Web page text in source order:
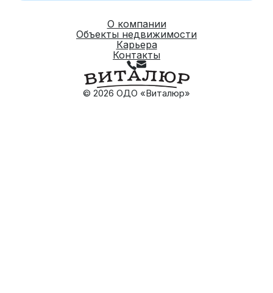
© 2026 ОДО «Виталюр»
О компании
Объекты недвижимости
Карьера
Контакты